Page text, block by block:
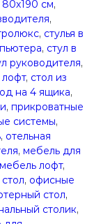
80х190 см,
,
, стулья в
, стул в
руководителя,
лофт, стол из
на 4 ящика,
, прикроватные
системы,
, отельная
, мебель для
лофт,
, офисные
стол,
столик,